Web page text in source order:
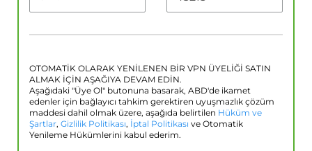
OTOMATİK OLARAK YENİLENEN BİR VPN ÜYELİĞİ SATIN
ALMAK İÇİN AŞAĞIYA DEVAM EDİN.
Aşağıdaki "Üye Ol" butonuna basarak, ABD'de ikamet
edenler için bağlayıcı tahkim gerektiren uyuşmazlık çözüm
maddesi dahil olmak üzere, aşağıda belirtilen Hüküm ve
Şartlar, Gizlilik Politikası, İptal Politikası ve Otomatik
Yenileme Hükümlerini kabul ederim.